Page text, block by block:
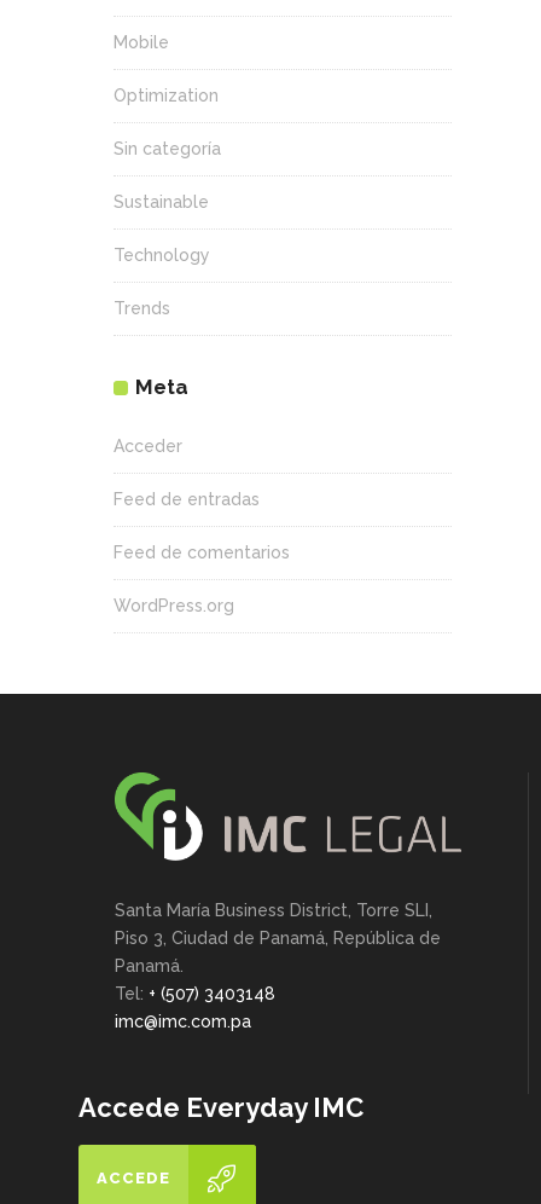
Mobile
Optimization
Sin categoría
Sustainable
Technology
Trends
Meta
Acceder
Feed de entradas
Feed de comentarios
WordPress.org
Santa María Business District, Torre SLI,
Piso 3, Ciudad de Panamá, República de
Panamá.
Tel: + (507) 3403148
imc@imc.com.pa
Accede Everyday IMC
ACCEDE